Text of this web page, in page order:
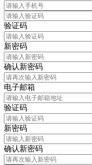
验证码
新密码
确认新密码
电子邮箱
验证码
新密码
确认新密码